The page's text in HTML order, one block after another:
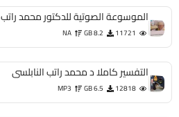
الموسوعة الصوتية للدكتور محمد راتب
11721
8.2 GB
NA
التفسير كاملا د محمد راتب النابلسى
12818
6.5 GB
MP3